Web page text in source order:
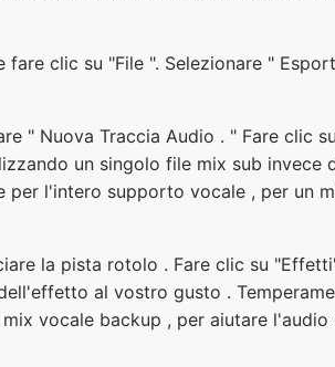
clic su "File ". Selezionare "
" Nuova Traccia Audio . " Fare clic
un singolo file mix sub invece
per l'intero supporto vocale , per un
la pista rotolo . Fare clic su
al vostro gusto .
vocale backup , per aiutare